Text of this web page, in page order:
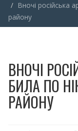
Вночі російська
району
ВНОЧІ
БИЛА ПО
РАЙОНУ